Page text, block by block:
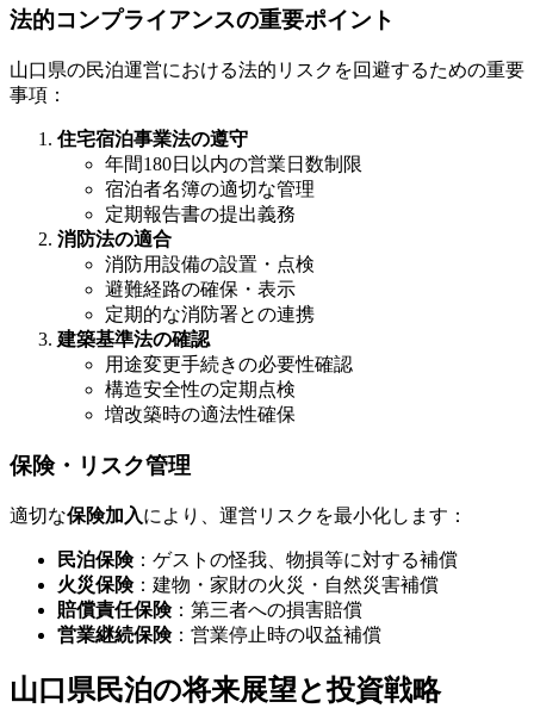
法的コンプライアンスの重要ポイント
山口県の民泊運営における法的リスクを回避するための重要
事項：
住宅宿泊事業法の遵守
年間180日以内の営業日数制限
宿泊者名簿の適切な管理
定期報告書の提出義務
消防法の適合
消防用設備の設置・点検
避難経路の確保・表示
定期的な消防署との連携
建築基準法の確認
用途変更手続きの必要性確認
構造安全性の定期点検
増改築時の適法性確保
保険・リスク管理
適切な保険加入により、運営リスクを最小化します：
民泊保険：ゲストの怪我、物損等に対する補償
火災保険：建物・家財の火災・自然災害補償
賠償責任保険：第三者への損害賠償
営業継続保険：営業停止時の収益補償
山口県民泊の将来展望と投資戦略